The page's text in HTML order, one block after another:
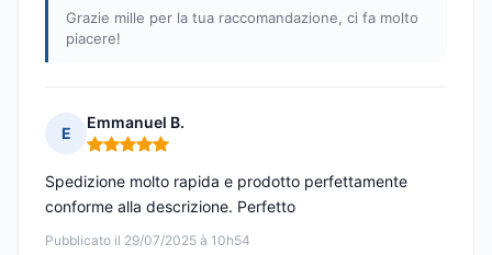
Grazie mille per la tua raccomandazione, ci fa molto
piacere!
E
Emmanuel B.
Nota: 5 su 5
Pubblicato il 29/07/2025 à 10h54
Spedizione molto rapida e prodotto perfettamente
conforme alla descrizione. Perfetto